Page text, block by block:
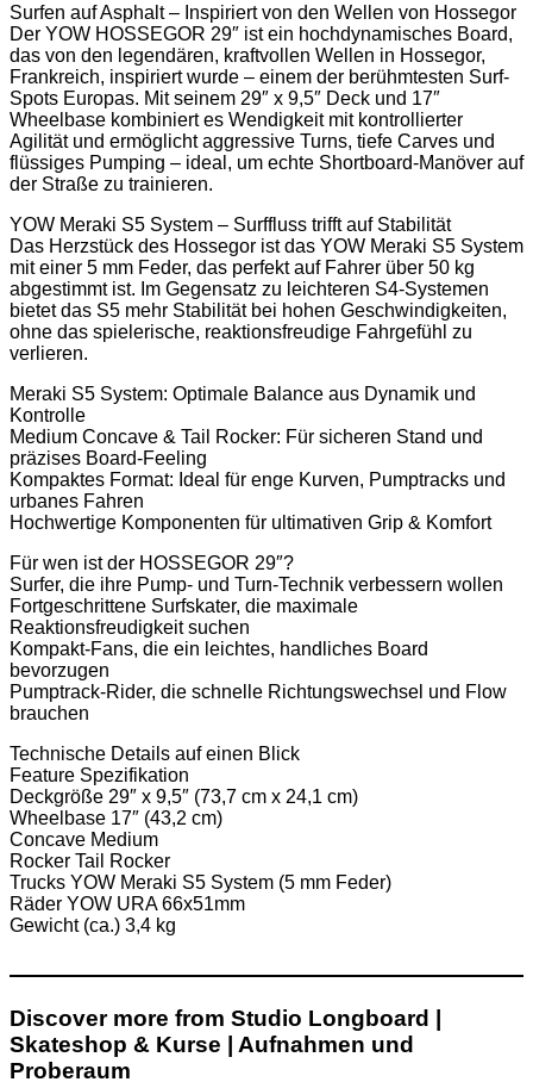
Surfen auf Asphalt – Inspiriert von den Wellen von Hossegor
Der YOW HOSSEGOR 29″ ist ein hochdynamisches Board,
das von den legendären, kraftvollen Wellen in Hossegor,
Frankreich, inspiriert wurde – einem der berühmtesten Surf-
Spots Europas. Mit seinem 29″ x 9,5″ Deck und 17″
Wheelbase kombiniert es Wendigkeit mit kontrollierter
Agilität und ermöglicht aggressive Turns, tiefe Carves und
flüssiges Pumping – ideal, um echte Shortboard-Manöver auf
der Straße zu trainieren.
YOW Meraki S5 System – Surffluss trifft auf Stabilität
Das Herzstück des Hossegor ist das YOW Meraki S5 System
mit einer 5 mm Feder, das perfekt auf Fahrer über 50 kg
abgestimmt ist. Im Gegensatz zu leichteren S4-Systemen
bietet das S5 mehr Stabilität bei hohen Geschwindigkeiten,
ohne das spielerische, reaktionsfreudige Fahrgefühl zu
verlieren.
Meraki S5 System: Optimale Balance aus Dynamik und
Kontrolle
Medium Concave & Tail Rocker: Für sicheren Stand und
präzises Board-Feeling
Kompaktes Format: Ideal für enge Kurven, Pumptracks und
urbanes Fahren
Hochwertige Komponenten für ultimativen Grip & Komfort
Für wen ist der HOSSEGOR 29″?
Surfer, die ihre Pump- und Turn-Technik verbessern wollen
Fortgeschrittene Surfskater, die maximale
Reaktionsfreudigkeit suchen
Kompakt-Fans, die ein leichtes, handliches Board
bevorzugen
Pumptrack-Rider, die schnelle Richtungswechsel und Flow
brauchen
Technische Details auf einen Blick
Feature Spezifikation
Deckgröße 29″ x 9,5″ (73,7 cm x 24,1 cm)
Wheelbase 17″ (43,2 cm)
Concave Medium
Rocker Tail Rocker
Trucks YOW Meraki S5 System (5 mm Feder)
Räder YOW URA 66x51mm
Gewicht (ca.) 3,4 kg
Discover more from Studio Longboard |
Skateshop & Kurse | Aufnahmen und
Proberaum